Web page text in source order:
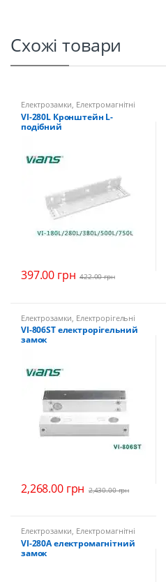
Схожі товари
Електрозамки Електромагнітні
замки
VI-280L Кронштейн L-
подібний
397.00 грн 422.00грн
Електрозамки Електрорігельні
замки
VI-806ST електрорігельний
замок
2,268.00грн 2,430.00грн
Електрозамки, Електромагнітні
замки
VI-280A електромагнітний
замок